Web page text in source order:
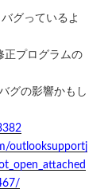
グっているよ
正プログラムの
グの影響かもし
outlooksupportj